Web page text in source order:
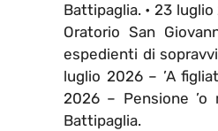
Battipaglia. • 23
Oratorio San
espedienti di
luglio 2026 – ’A
2026 – Pensione ’o
Battipaglia.